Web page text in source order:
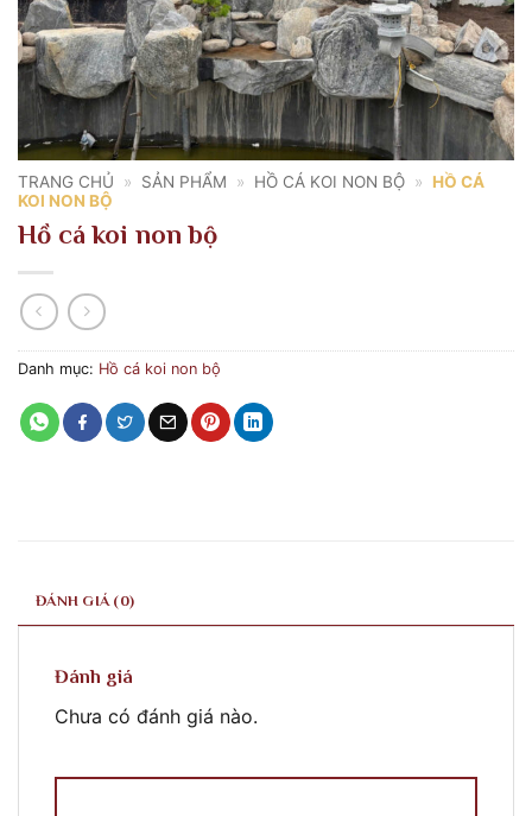
TRANG CHỦ » SẢN PHẨM » HỒ CÁ KOI NON BỘ » HỒ CÁ
KOI NON BỘ
Hồ cá koi non bộ
Danh mục: Hồ cá koi non bộ
ĐÁNH GIÁ (0)
Đánh giá
Chưa có đánh giá nào.